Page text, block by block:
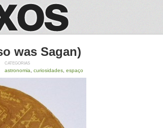
was Sagan)
CATEGORIAS
astronomia curiosidades espaço